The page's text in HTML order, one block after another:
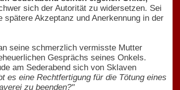
sich der Autorität zu widersetzen. Sei
Akzeptanz und Anerkennung in der
seine schmerzlich vermisste Mutter
Gesprächs seines Onkels.
am Sederabend sich von Sklaven
es eine Rechtfertigung für die Tötung eines
zu beenden?"